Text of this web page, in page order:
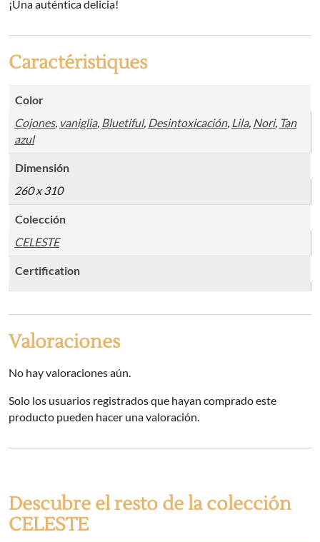
¡Una auténtica delicia!
Caractéristiques
Color
Cojones, vaniglia, Bluetiful, Desintoxicación, Lila, Nori, Tan
azul
Dimensión
260 x 310
Colección
CELESTE
Certification
Valoraciones
No hay valoraciones aún.
Solo los usuarios registrados que hayan comprado este
producto pueden hacer una valoración.
Descubre el resto de la colección
CELESTE